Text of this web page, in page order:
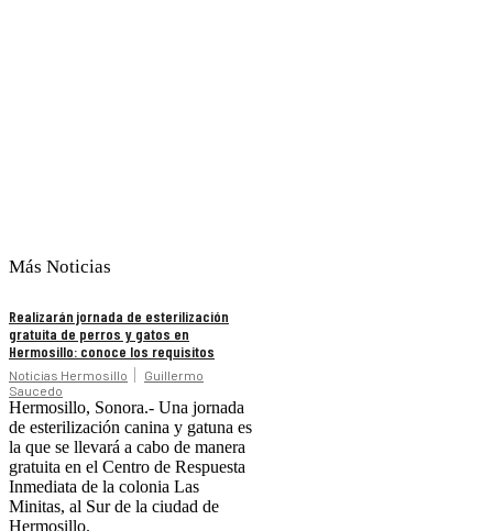
Más Noticias
Realizarán jornada de esterilización
gratuita de perros y gatos en
Hermosillo: conoce los requisitos
Noticias Hermosillo
Guillermo
Saucedo
Hermosillo, Sonora.- Una jornada
de esterilización canina y gatuna es
la que se llevará a cabo de manera
gratuita en el Centro de Respuesta
Inmediata de la colonia Las
Minitas, al Sur de la ciudad de
Hermosillo.